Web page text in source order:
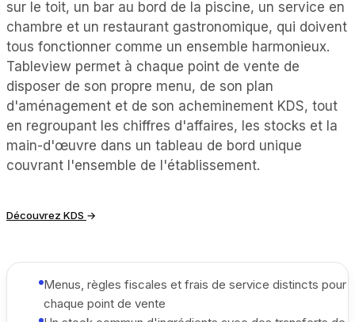
sur le toit, un bar au bord de la piscine, un service en
chambre et un restaurant gastronomique, qui doivent
tous fonctionner comme un ensemble harmonieux.
Tableview permet à chaque point de vente de
disposer de son propre menu, de son plan
d'aménagement et de son acheminement KDS, tout
en regroupant les chiffres d'affaires, les stocks et la
main-d'œuvre dans un tableau de bord unique
couvrant l'ensemble de l'établissement.
Découvrez KDS →
Menus, règles fiscales et frais de service distincts pour
chaque point de vente